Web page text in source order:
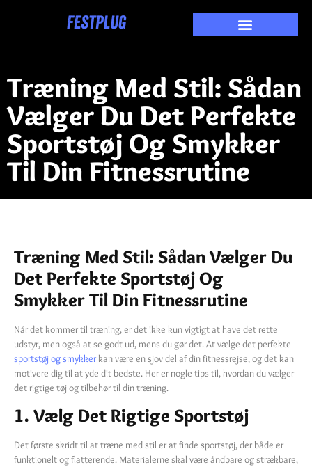
Træning Med Stil: Sådan
Vælger Du Det Perfekte
Sportstøj Og Smykker
Til Din Fitnessrutine
Træning Med Stil: Sådan Vælger Du
Det Perfekte Sportstøj Og
Smykker Til Din Fitnessrutine
Når det kommer til træning, er det ikke kun vigtigt at have det rette
udstyr, men også at se godt ud, mens du gør det. At vælge det perfekte
sportstøj og smykker kan være en sjov del af din fitnessrejse, og det kan
motivere dig til at yde dit bedste. Her er nogle tips til, hvordan du vælger
det rigtige tøj og tilbehør til din træning.
1. Vælg Det Rigtige Sportstøj
Det første skridt til at træne med stil er at finde sportstøj, der både er
funktionelt og flatterende. Materialerne skal være åndbare og strækbare,